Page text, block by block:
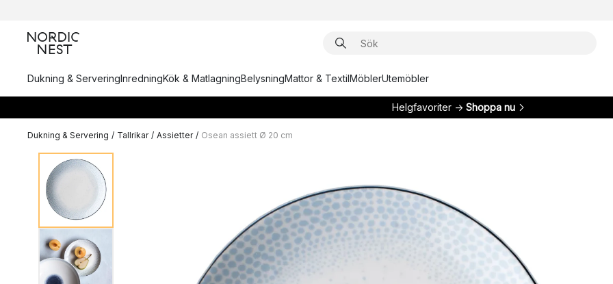
Dukning & ServeringInredningKök & MatlagningBelysningMattor & TextilMöblerUtemöbler
Helgfavoriter → Shoppa nu
Dukning & Servering / Tallrikar / Assietter / Osean assiett Ø 20 cm